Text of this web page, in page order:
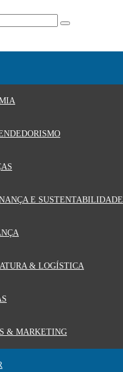
E SUSTENTABILIDADE
& LOGÍSTICA
& MARKETING